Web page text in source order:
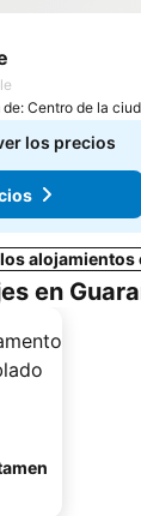
Centro de la
los precios
alojamientos
en